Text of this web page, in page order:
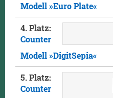
Modell »Euro Plate«
4. Platz:
Counter
Modell »DigitSepia«
5. Platz:
Counter